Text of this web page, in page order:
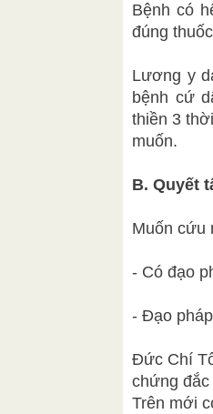
Bệnh có
đúng
Lương y
bệnh cứ
thiền 3
muốn.
B. Quyết
Muốn cứu
- Có đạo
- Đạo
Đức Chí
chứng
Trên mới